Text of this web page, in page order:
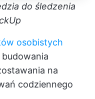
do śledzenia
osobistych
na
codziennego